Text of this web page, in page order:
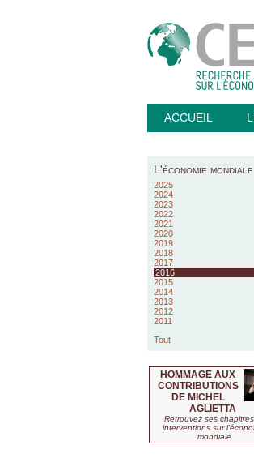
ACCUEIL
L'économie mondiale
2025
2024
2023
2022
2021
2020
2019
2018
2017
2016
2015
2014
2013
2012
2011
Tout
HOMMAGE AUX
CONTRIBUTIONS
DE MICHEL
AGLIETTA
Retrouvez ses
interventions sur
mondiale